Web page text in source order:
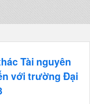
Tài nguyên
với trường Đại